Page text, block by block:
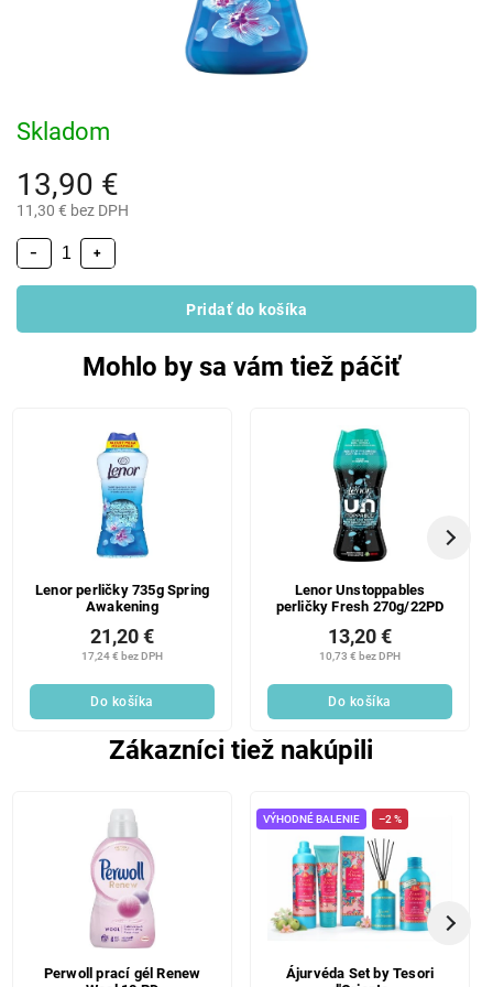
13,90 €
11,30 € bez DPH
Skladom
+
−
Pridať do košíka
Mohlo by sa vám tiež páčiť
Lenor perličky 735g Spring
Awakening
17,24 € bez DPH
21,20 €
Do košíka
Lenor Unstoppables
perličky Fresh 270g/22PD
10,73 € bez DPH
13,20 €
Do košíka
Zákazníci tiež nakúpili
Perwoll prací gél Renew
VÝHODNÉ BALENIE –2 %
Ájurvéda Set by Tesori